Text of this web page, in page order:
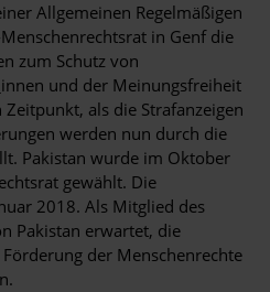
Allgemeinen Regelmäßigen
in Genf die
zum Schutz von
und der Meinungsfreiheit
als die Strafanzeigen
werden nun durch die
Pakistan wurde im Oktober
gewählt. Die
2018. Als Mitglied des
Pakistan erwartet, die
der Menschenrechte